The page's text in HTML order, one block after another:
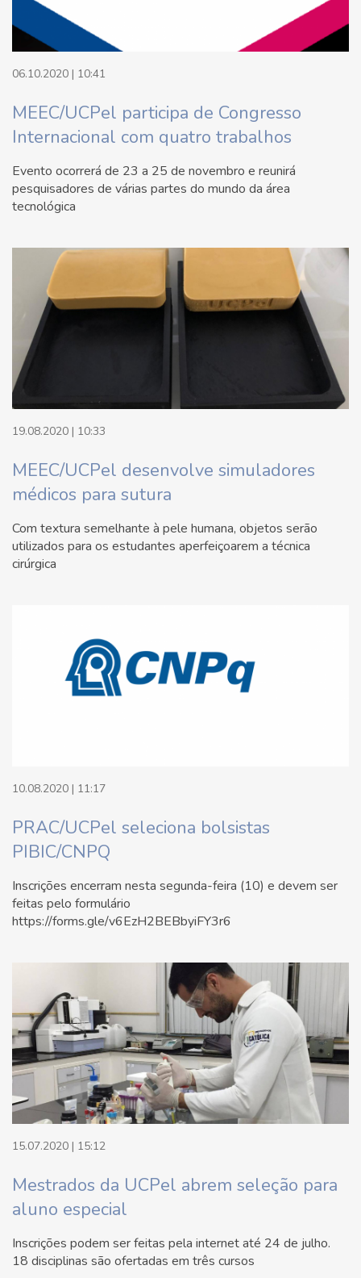
06.10.2020 | 10:41
MEEC/UCPel participa de Congresso
Internacional com quatro trabalhos
Evento ocorrerá de 23 a 25 de novembro e reunirá
pesquisadores de várias partes do mundo da área
tecnológica
19.08.2020 | 10:33
MEEC/UCPel desenvolve simuladores
médicos para sutura
Com textura semelhante à pele humana, objetos serão
utilizados para os estudantes aperfeiçoarem a técnica
cirúrgica
10.08.2020 | 11:17
PRAC/UCPel seleciona bolsistas
PIBIC/CNPQ
Inscrições encerram nesta segunda-feira (10) e devem ser
feitas pelo formulário
https://forms.gle/v6EzH2BEBbyiFY3r6
15.07.2020 | 15:12
Mestrados da UCPel abrem seleção para
aluno especial
Inscrições podem ser feitas pela internet até 24 de julho.
18 disciplinas são ofertadas em três cursos